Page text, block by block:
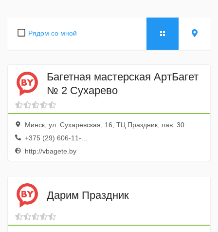
Рядом со мной
Багетная мастерская АртБагет
№ 2 Сухарево
Минск, ул. Сухаревская, 16, ТЦ Праздник, пав. 30
+375 (29) 606-11-...
http://vbagete.by
Дарим Праздник